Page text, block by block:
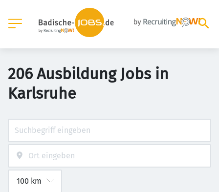
206 Ausbildung Jobs in
Karlsruhe